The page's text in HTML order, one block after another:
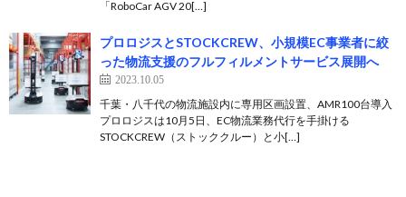
「RoboCar AGV 20[…]
プロロジスとSTOCKCREW、小規模EC事業者に絞
った物流支援のフルフィルメントサービス展開へ
2023.10.05
千葉・八千代の物流施設内に専用区画設置、AMR100台導入
プロロジスは10月5日、EC物流業務代行を手掛ける
STOCKCREW（ストッククルー）と小[…]